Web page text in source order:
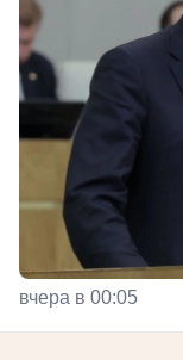
вчера в 00:05